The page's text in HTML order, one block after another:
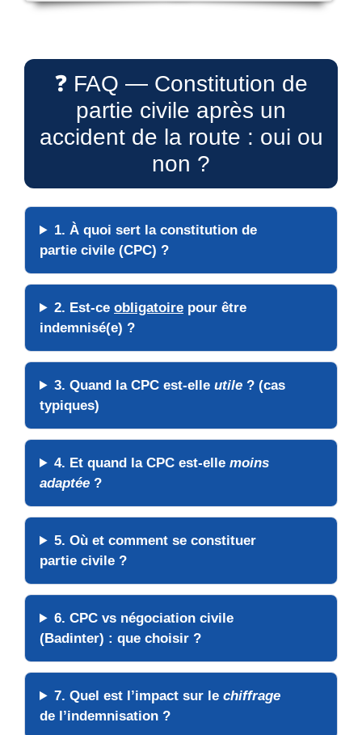
❓ FAQ — Constitution de
partie civile après un
accident de la route : oui ou
non ?
1. À quoi sert laconstitution de
partie civile (CPC) ?
2. Est-ceobligatoire pour être
indemnisé(e) ?
3. Quand la CPC est-elleutile ? (cas
typiques)
4. Et quand la CPC est-ellemoins
adaptée ?
5. Où et comment se constituer
partie civile ?
6. CPC vs négociation civile
(Badinter) : que choisir ?
7. Quel est l’impact sur lechiffrage
de l’indemnisation ?